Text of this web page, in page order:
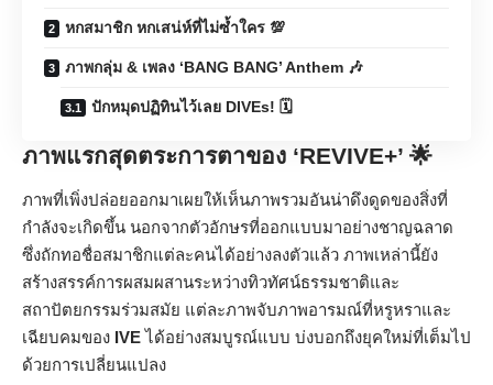
หกสมาชิก หกเสน่ห์ที่ไม่ซ้ำใคร 💯
ภาพกลุ่ม & เพลง ‘BANG BANG’ Anthem 🎶
ปักหมุดปฏิทินไว้เลย DIVEs! 🗓️
ภาพแรกสุดตระการตาของ ‘REVIVE+’ 🌟
ภาพที่เพิ่งปล่อยออกมาเผยให้เห็นภาพรวมอันน่าดึงดูดของสิ่งที่
กำลังจะเกิดขึ้น นอกจากตัวอักษรที่ออกแบบมาอย่างชาญฉลาด
ซึ่งถักทอชื่อสมาชิกแต่ละคนได้อย่างลงตัวแล้ว ภาพเหล่านี้ยัง
สร้างสรรค์การผสมผสานระหว่างทิวทัศน์ธรรมชาติและ
สถาปัตยกรรมร่วมสมัย แต่ละภาพจับภาพอารมณ์ที่หรูหราและ
เฉียบคมของ IVEได้อย่างสมบูรณ์แบบ บ่งบอกถึงยุคใหม่ที่เต็มไป
ด้วยการเปลี่ยนแปลง